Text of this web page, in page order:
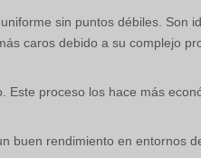
sin puntos débiles. Son
caros debido a su complejo
Este proceso los hace más
buen rendimiento en entornos